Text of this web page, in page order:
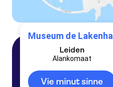
Museum de Lakenhal
Leiden
Alankomaat
Vie minut sinne